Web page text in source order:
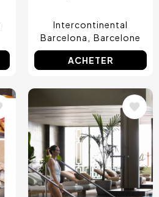
Intercontinental
Barcelona
Barcelone
ACHETER
Image